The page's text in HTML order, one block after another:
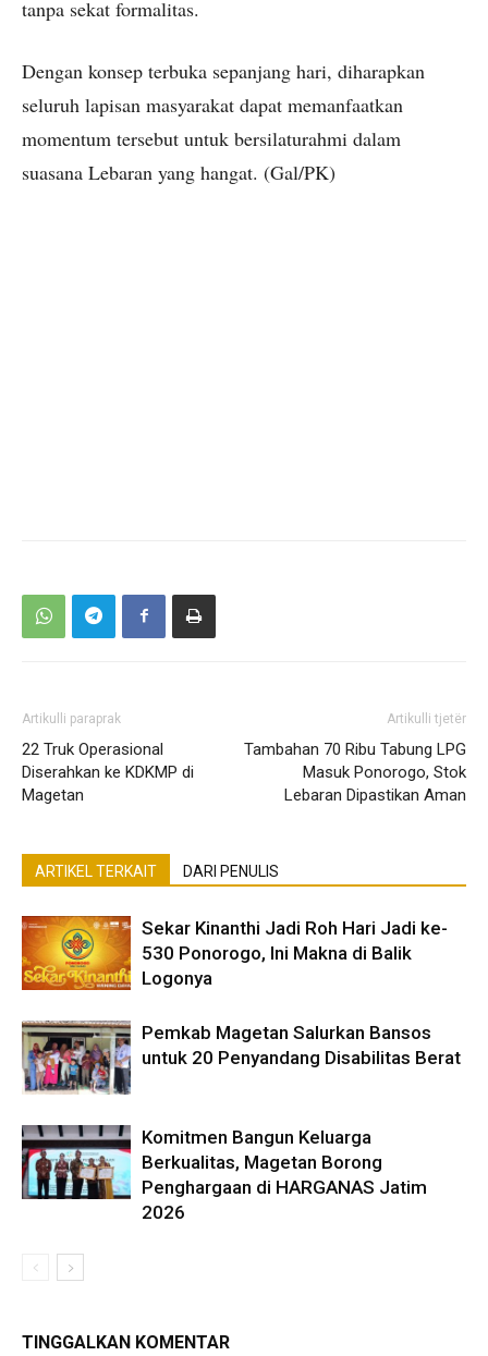
tanpa sekat formalitas.
Dengan konsep terbuka sepanjang hari, diharapkan
seluruh lapisan masyarakat dapat memanfaatkan
momentum tersebut untuk bersilaturahmi dalam
suasana Lebaran yang hangat. (Gal/PK)
Artikulli paraprak
22 Truk Operasional
Diserahkan ke KDKMP di
Magetan
Artikulli tjetër
Tambahan 70 Ribu Tabung LPG
Masuk Ponorogo, Stok
Lebaran Dipastikan Aman
ARTIKEL TERKAIT DARI PENULIS
Sekar Kinanthi Jadi Roh Hari Jadi ke-
530 Ponorogo, Ini Makna di Balik
Logonya
Pemkab Magetan Salurkan Bansos
untuk 20 Penyandang Disabilitas Berat
Komitmen Bangun Keluarga
Berkualitas, Magetan Borong
Penghargaan di HARGANAS Jatim
2026
TINGGALKAN KOMENTAR